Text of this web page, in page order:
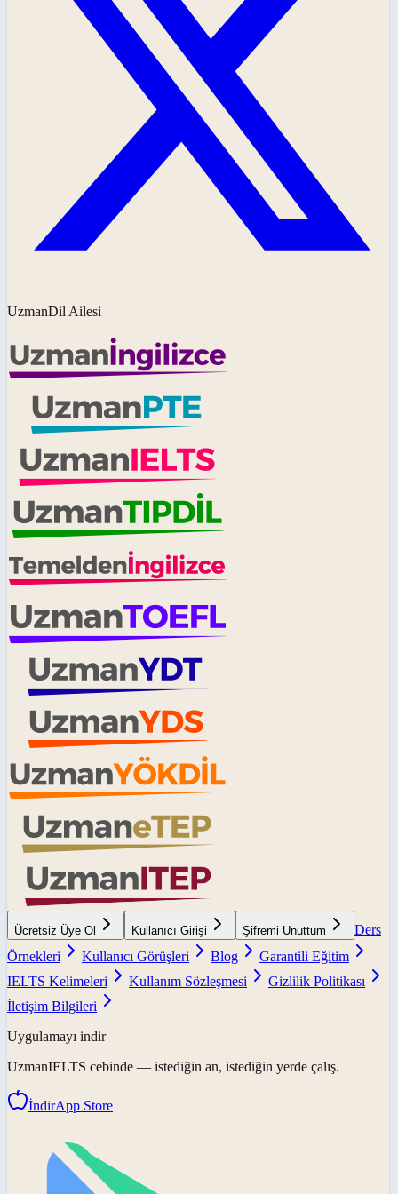
UzmanDil Ailesi
Ücretsiz Üye Ol Kullanıcı Girişi Şifremi Unuttum
Ders
Örnekleri
Kullanıcı Görüşleri Blog
Garantili Eğitim
IELTS Kelimeleri
Kullanım Sözleşmesi
Gizlilik Politikası
İletişim Bilgileri
Uygulamayı indir
UzmanIELTS cebinde — istediğin an, istediğin yerde çalış.
İndirApp Store